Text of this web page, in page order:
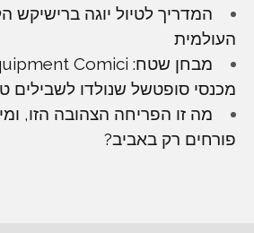
המדריך לטיול יוגה ברישיקש
העולמית
מכנסי סופטשל שנולדו לשבילים
מה זו הפריחה הצהובה הזו,
פורחים רק באביב?